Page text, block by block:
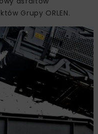
Grupy ORLEN.